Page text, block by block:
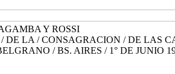
Y ROSSI
/ DE LA / CONSAGRACION / DE LAS
/ BS. AIRES / 1° DE JUNIO